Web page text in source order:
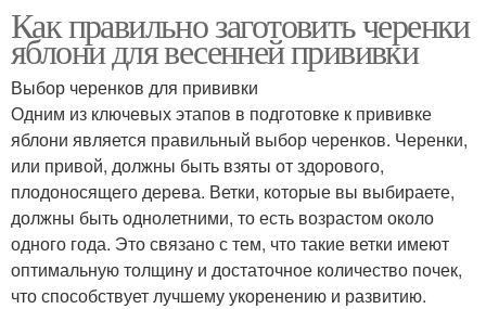
Как правильно заготовить черенки
яблони для весенней прививки
Выбор черенков для прививки
Одним из ключевых этапов в подготовке к прививке
яблони является правильный выбор черенков. Черенки,
или привой, должны быть взяты от здорового,
плодоносящего дерева. Ветки, которые вы выбираете,
должны быть однолетними, то есть возрастом около
одного года. Это связано с тем, что такие ветки имеют
оптимальную толщину и достаточное количество почек,
что способствует лучшему укоренению и развитию.